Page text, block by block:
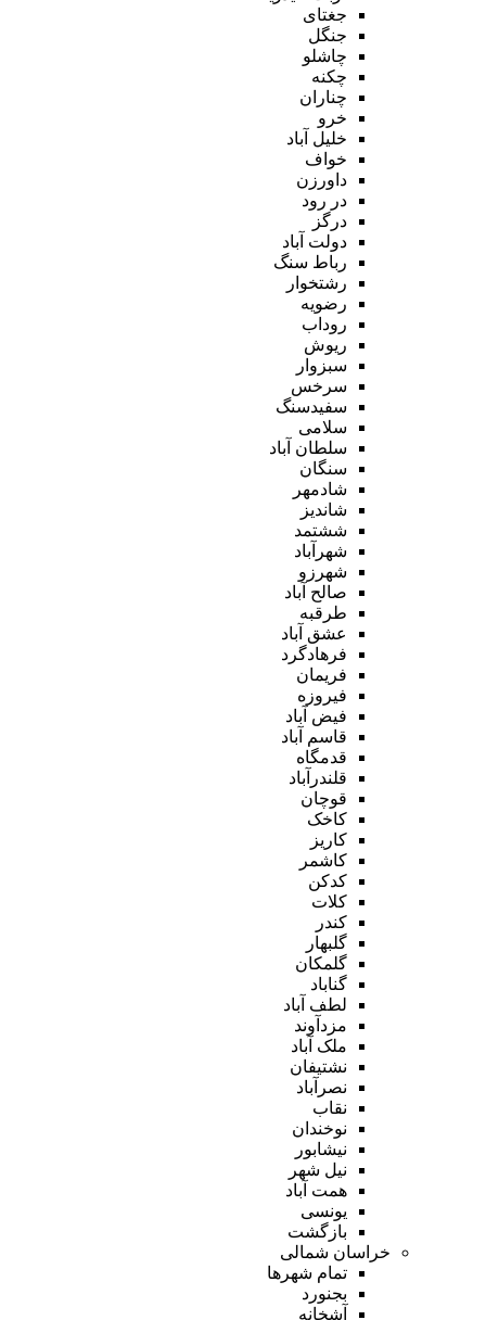
جغتای
جنگل
چاشلو
چکنه
چناران
خرو
خلیل آباد
خواف
داورزن
در رود
درگز
دولت آباد
رباط سنگ
رشتخوار
رضویه
روداب
ریوش
سبزوار
سرخس
سفیدسنگ
سلامی
سلطان آباد
سنگان
شادمهر
شاندیز
ششتمد
شهرآباد
شهرزو
صالح آباد
طرقبه
عشق آباد
فرهادگرد
فریمان
فیروزه
فیض آباد
قاسم آباد
قدمگاه
قلندرآباد
قوچان
کاخک
کاریز
کاشمر
کدکن
کلات
کندر
گلبهار
گلمکان
گناباد
لطف آباد
مزدآوند
ملک آباد
نشتیفان
نصرآباد
نقاب
نوخندان
نیشابور
نیل شهر
همت آباد
یونسی
بازگشت
خراسان شمالی
تمام شهر‌ها
بجنورد
آشخانه